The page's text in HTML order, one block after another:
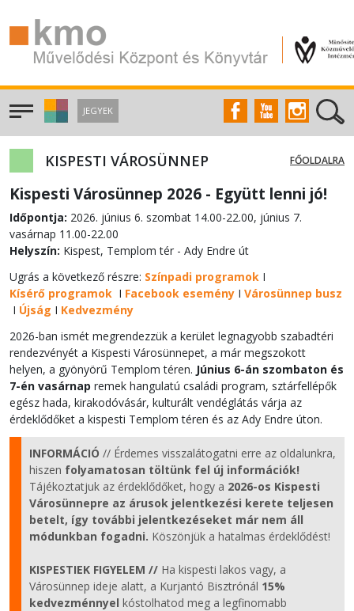
JEGYEK
KISPESTI VÁROSÜNNEP FŐOLDALRA
Kispesti Városünnep 2026 - Együtt lenni jó!
Időpontja: 2026. június 6. szombat 14.00-22.00, június 7.
vasárnap 11.00-22.00
Helyszín: Kispest, Templom tér - Ady Endre út
Ugrás a következő részre: Színpadi programok I
Kísérő programok I Facebook esemény I Városünnep busz
I Újság I Kedvezmény
2026-ban ismét megrendezzük a kerület legnagyobb szabadtéri
rendezvényét a Kispesti Városünnepet, a már megszokott
helyen, a gyönyörű Templom téren. Június 6-án szombaton és
7-én vasárnap remek hangulatú családi program, sztárfellépők
egész hada, kirakodóvásár, kulturált vendéglátás várja az
érdeklődőket a kispesti Templom téren és az Ady Endre úton.
INFORMÁCIÓ // Érdemes visszalátogatni erre az oldalunkra,
hiszen folyamatosan töltünk fel új információk!
Tájékoztatjuk az érdeklődőket, hogy a 2026-os Kispesti
Városünnepre az árusok jelentkezési kerete teljesen
betelt, így további jelentkezéseket már nem áll
módunkban fogadni. Köszönjük a hatalmas érdeklődést!
KISPESTIEK FIGYELEM // Ha kispesti lakos vagy, a
Városünnep ideje alatt, a Kurjantó Bisztrónál 15%
kedvezménnyel kóstolhatod meg a legfinomabb